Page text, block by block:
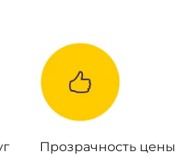
Прозрачность цены